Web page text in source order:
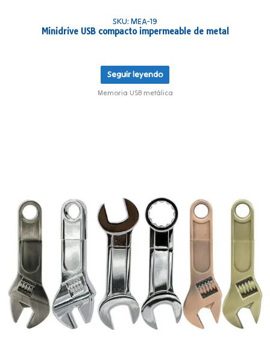
SKU: MEA-19
Minidrive USB compacto impermeable de metal
Seguir leyendo
Memoria USB metálica